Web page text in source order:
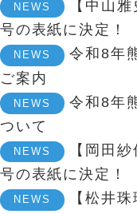
NEWS
【中山
号の表紙に決定！
NEWS
令和8年
ご案内
NEWS
令和8年
ついて
NEWS
【岡田
号の表紙に決定！
NEWS
【松井